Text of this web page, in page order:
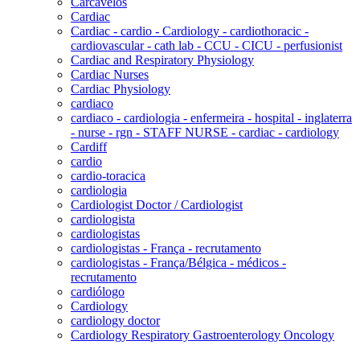
Cardiac
Cardiac - cardio - Cardiology - cardiothoracic -
cardiovascular - cath lab - CCU - CICU - perfusionist
Cardiac and Respiratory Physiology
Cardiac Nurses
Cardiac Physiology
cardiaco
cardiaco - cardiologia - enfermeira - hospital - inglaterra
- nurse - rgn - STAFF NURSE - cardiac - cardiology
Cardiff
cardio
cardio-toracica
cardiologia
Cardiologist Doctor / Cardiologist
cardiologista
cardiologistas
cardiologistas - França - recrutamento
cardiologistas - França/Bélgica - médicos -
recrutamento
cardiólogo
Cardiology
cardiology doctor
Cardiology Respiratory Gastroenterology Oncology